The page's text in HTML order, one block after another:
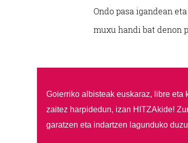
Ondo pasa igandean eta
muxu handi bat denon
Goierriko albisteak euskaraz, libre eta
zaitez harpidedun, izan HITZAkide!
garatzen eta indartzen lagunduko